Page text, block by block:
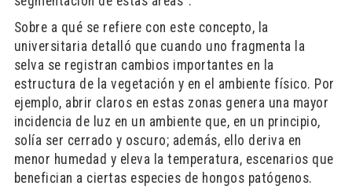
Sobre a qué se refiere con este concepto, la
universitaria detalló que cuando uno fragmenta la
selva se registran cambios importantes en la
estructura de la vegetación y en el ambiente físico. Por
ejemplo, abrir claros en estas zonas genera una mayor
incidencia de luz en un ambiente que, en un principio,
solía ser cerrado y oscuro; además, ello deriva en
menor humedad y eleva la temperatura, escenarios que
benefician a ciertas especies de hongos patógenos.